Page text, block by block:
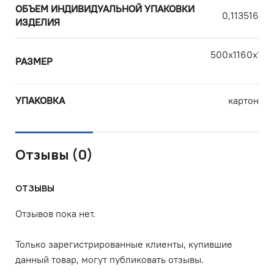
ОБЪЕМ ИНДИВИДУАЛЬНОЙ УПАКОВКИ
ИЗДЕЛИЯ
0,113516
РАЗМЕР
500х1160х165
УПАКОВКА картон
Отзывы (0)
ОТЗЫВЫ
Отзывов пока нет.
Только зарегистрированные клиенты, купившие
данный товар, могут публиковать отзывы.